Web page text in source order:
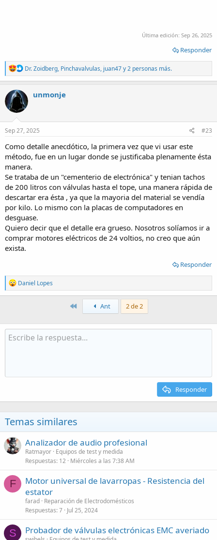
Última edición: Sep 26, 2025
Responder
R
e
a
c
t
i
n
s
Dr. Zoidberg, Pinchavalvulas, juan47y 2 personas más.
unmonje
Sep 27, 2025 #23
Como detalle anecdótico, la primera vez que vi usar este
método, fue en un lugar donde se justificaba plenamente ésta
manera.
Se trataba de un "cementerio de electrónica" y tenian tachos
de 200 litros con válvulas hasta el tope, una manera rápida de
descartar era ésta , ya que la mayoria del material se vendía
por kilo. Lo mismo con la placas de computadores en
desguase.
Quiero decir que el detalle era grueso. Nosotros solíamos ir a
comprar motores eléctricos de 24 voltios, no creo que aún
exista.
Responder
R
e
a
o
n
Daniel Lopes
Primero Ant 2 de 2
Responder
Temas similares
Analizador de audio profesional
Ratmayor Equipos de test y medida
Respuestas 12 Miércoles a las 7:38 AM
F
Motor universal de lavarropas - Resistencia del
estator
farad Reparación de Electrodomésticos
Respuestas 7 Jul 25, 2024
S Probador de válvulas electrónicas EMC averiado